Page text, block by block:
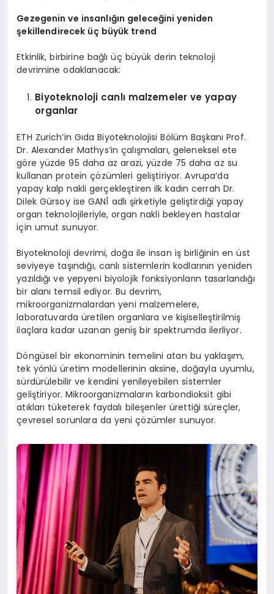
Gezegenin ve insanlığın geleceğini yeniden
şekillendirecek üç büyük trend
Etkinlik, birbirine bağlı üç büyük derin teknoloji
devrimine odaklanacak:
Biyoteknoloji canlı malzemeler ve yapay
organlar
ETH Zurich’in Gıda Biyoteknolojisi Bölüm Başkanı Prof.
Dr. Alexander Mathys’in çalışmaları, geleneksel ete
göre yüzde 95 daha az arazi, yüzde 75 daha az su
kullanan protein çözümleri geliştiriyor. Avrupa’da
yapay kalp nakli gerçekleştiren ilk kadın cerrah Dr.
Dilek Gürsoy ise GANÎ adlı şirketiyle geliştirdiği yapay
organ teknolojileriyle, organ nakli bekleyen hastalar
için umut sunuyor.
Biyoteknoloji devrimi, doğa ile insan iş birliğinin en üst
seviyeye taşındığı, canlı sistemlerin kodlarının yeniden
yazıldığı ve yepyeni biyolojik fonksiyonların tasarlandığı
bir alanı temsil ediyor. Bu devrim,
mikroorganizmalardan yeni malzemelere,
laboratuvarda üretilen organlara ve kişiselleştirilmiş
ilaçlara kadar uzanan geniş bir spektrumda ilerliyor.
Döngüsel bir ekonominin temelini atan bu yaklaşım,
tek yönlü üretim modellerinin aksine, doğayla uyumlu,
sürdürülebilir ve kendini yenileyebilen sistemler
geliştiriyor. Mikroorganizmaların karbondioksit gibi
atıkları tüketerek faydalı bileşenler ürettiği süreçler,
çevresel sorunlara da yeni çözümler sunuyor.